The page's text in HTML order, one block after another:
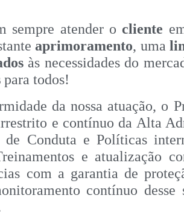
sempre atender ocliente
aprimoramento, uma
às necessidades do
para todos!
da nossa atuação, o
e contínuo da Alta
Conduta e Políticas
e atualização
com a garantia de
contínuo